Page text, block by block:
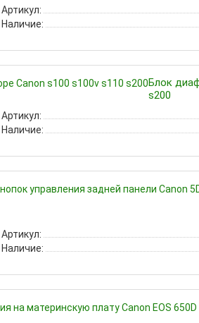
Артикул:
Наличие:
Блок
s200
Артикул:
Наличие:
Артикул:
Наличие: